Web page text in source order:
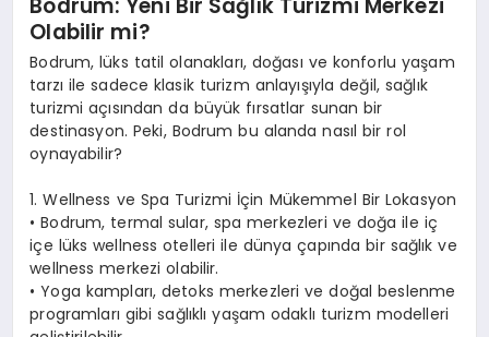
Bodrum: Yeni Bir Sağlık Turizmi Merkezi
Olabilir mi?
Bodrum, lüks tatil olanakları, doğası ve konforlu yaşam
tarzı ile sadece klasik turizm anlayışıyla değil, sağlık
turizmi açısından da büyük fırsatlar sunan bir
destinasyon. Peki, Bodrum bu alanda nasıl bir rol
oynayabilir?
1. Wellness ve Spa Turizmi İçin Mükemmel Bir Lokasyon
• Bodrum, termal sular, spa merkezleri ve doğa ile iç
içe lüks wellness otelleri ile dünya çapında bir sağlık ve
wellness merkezi olabilir.
• Yoga kampları, detoks merkezleri ve doğal beslenme
programları gibi sağlıklı yaşam odaklı turizm modelleri